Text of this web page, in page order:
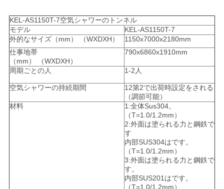
ー
KEL-AS1150T-7空気シャワーのトンネル
モデル
KEL-AS1150T-7
外的なサイズ（mm） （WXDXH）
1150x7000x2180mm
仕事地帯
（mm） （WXDXH）
790x6860x1910mm
周期ごとの人 1-2人
空気シャワーの持続期間
12第2で出荷時設定をされる
（調節可能）
材料
1:全体Sus304。
（T=1.0/1.2mm）
2:外面は塗られる力と鋼鉄で
す
内部SUS304はです。
（T=1.0/1.2mm）
3:外面は塗られる力と鋼鉄で
す。
内部SUS201はです。
（T=1.0/1.2mm）